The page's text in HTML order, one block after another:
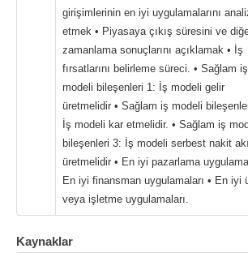
girişimlerinin en iyi uygulamalarını
etmek • Piyasaya çıkış süresini ve
zamanlama sonuçlarını açıklamak • İş
fırsatlarını belirleme süreci. • Sağlam iş
modeli bileşenleri 1: İş modeli gelir
üretmelidir • Sağlam iş modeli
İş modeli kar etmelidir. • Sağlam iş
bileşenleri 3: İş modeli serbest nakit
üretmelidir • En iyi pazarlama
En iyi finansman uygulamaları • En iyi
veya işletme uygulamaları.
Kaynaklar